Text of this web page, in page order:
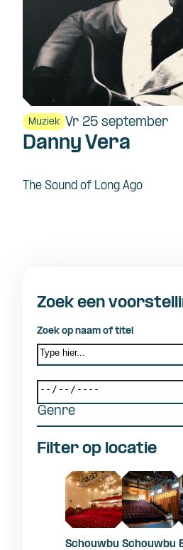
Muziek Vr 25 september
Danny Vera
The Sound of Long Ago
Zoek een
Zoek op naam of titel
Genre
Filter op locatie
Schouwbu Schouwbu